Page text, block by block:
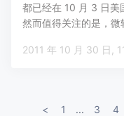
都已经在 10 月 3 日美
然而值得关注的是，
< 1 ... 3 4